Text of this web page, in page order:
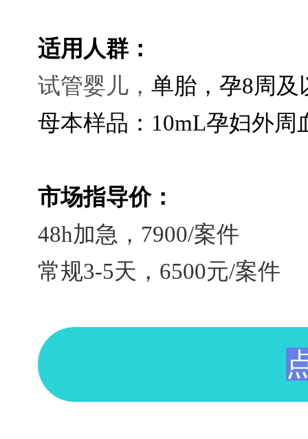
适用人群：
试管婴儿， 单胎，孕8周及
母本样品：10mL孕妇外周
市场指导价：
48h加急，7900/案件
常规3-5天，6500元/案件